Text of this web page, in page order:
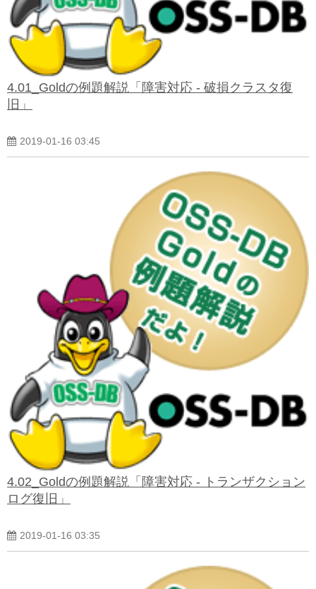
4.01_Goldの例題解説「障害対応 - 破損クラスタ復
旧」
2019-01-16 03:45
4.02_Goldの例題解説「障害対応 - トランザクション
ログ復旧」
2019-01-16 03:35